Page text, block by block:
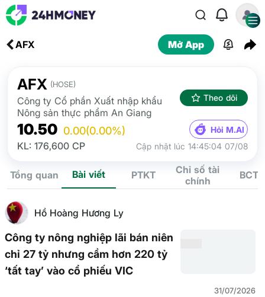
AFX Mở App
AFX (HOSE)
Công ty Cổ phần Xuất nhập khẩu
Nông sản thực phẩm An Giang
Theo dõi
10.50 0.00(0.00%) Hỏi M.AI
KL: 176,600 CP Cập nhật lúc 14:45:04 07/08
Tổng quan Bài viết PTKT
Chỉ số tài
chính
BCTC
Hồ Hoàng Hương Ly
Công ty nông nghiệp lãi bán niên
chỉ 27 tỷ nhưng cầm hơn 220 tỷ
‘tất tay’ vào cổ phiếu VIC
31/07/2026